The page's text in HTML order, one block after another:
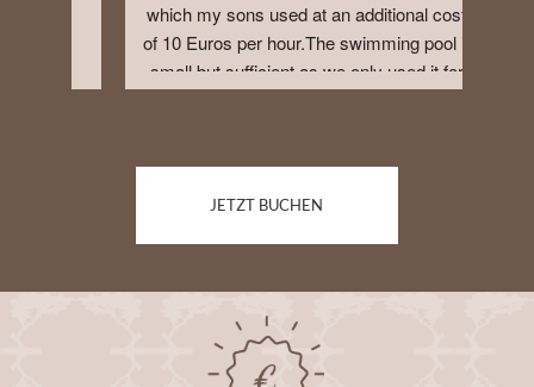
which my sons used at an additional cost
of 10 Euros per hour.The swimming pool is
small but sufficient as we only used it for
children were happy with the cereal
options. Let staff know if you are a
not.We would happily stay again if we
returned to Madeira.
JETZT BUCHEN